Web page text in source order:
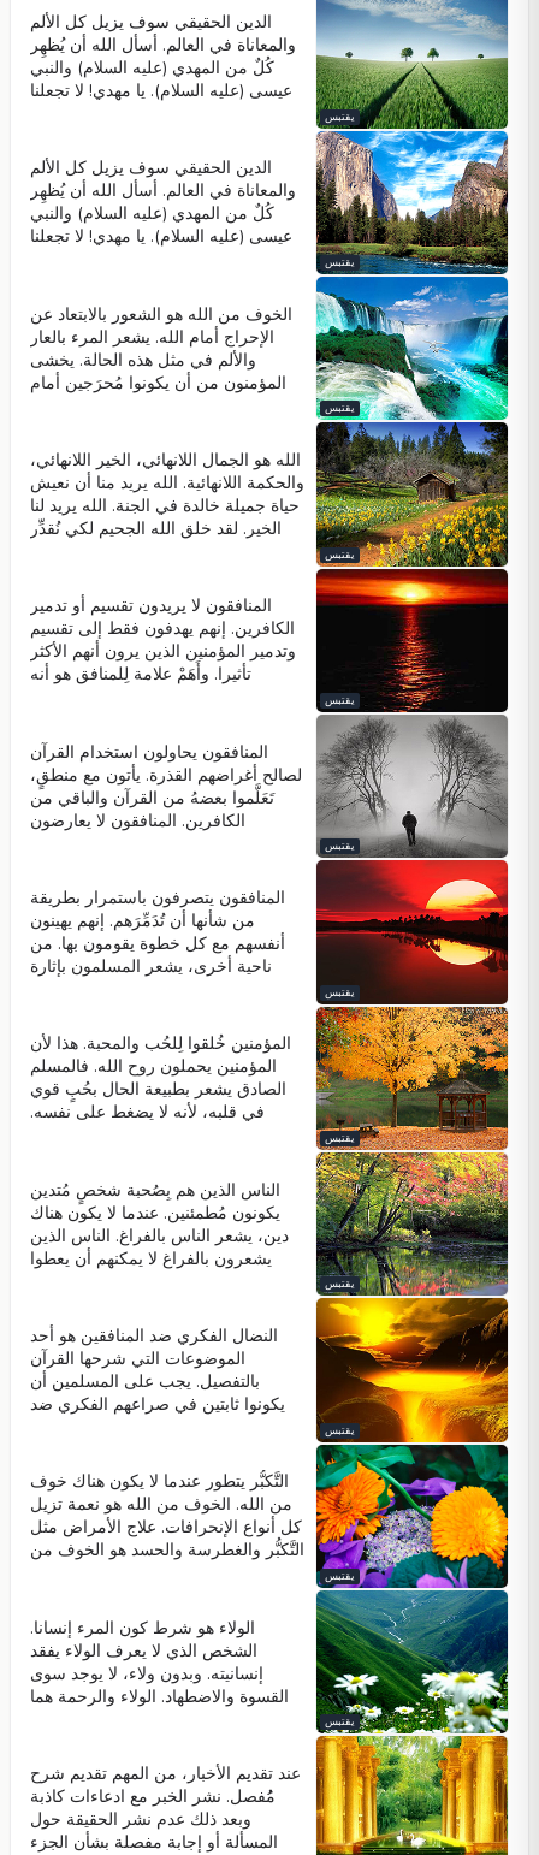
لأنهم يعرفون أن الله العليم هو الذي
يخلق القَدَر. مثل هؤلاء الناس يعرفون
جيدا أن الإسلام سيكون منتصرا.
يقتبس
الدين الحقيقي سوف يزيل كل الألم
والمعاناة في العالم. أسأل الله أن يُظهِر
كُلٌ من المهدي (عليه السلام) والنبي
عيسى (عليه السلام). يا مهدي! لا تجعلنا
يقتبس
الدين الحقيقي سوف يزيل كل الألم
والمعاناة في العالم. أسأل الله أن يُظهِر
كُلٌ من المهدي (عليه السلام) والنبي
عيسى (عليه السلام). يا مهدي! لا تجعلنا
يقتبس
الخوف من الله هو الشعور بالابتعاد عن
الإحراج أمام الله. يشعر المرء بالعار
والألم في مثل هذه الحالة. يخشى
المؤمنون من أن يكونوا مُحرَجين أمام
يقتبس
الله هو الجمال اللانهائي، الخير اللانهائي،
والحكمة اللانهائية. الله يريد منا أن نعيش
حياة جميلة خالدة في الجنة. الله يريد لنا
الخير. لقد خلق الله الجحيم لكي نُقدِّر
يقتبس
المنافقون لا يريدون تقسيم أو تدمير
الكافرين. إنهم يهدفون فقط إلى تقسيم
وتدمير المؤمنين الذين يرون أنهم الأكثر
تأثيرا. وأَهَمْ علامة لِلمنافق هو أنه
يقتبس
المنافقون يحاولون استخدام القرآن
لصالح أغراضهم القذرة. يأتون مع منطقٍ،
تَعَلَّموا بعضهُ من القرآن والباقي من
الكافرين. المنافقون لا يعارضون
منذ زمن نبينا (صلى الله عليه وسلم)،
كان المنافقون ضد حركة المهدي؛ ولهذا
السبب استشهدوا أهل البيت. المنافقون
لا يريدون أن يكون للمسلمين زعيماً
روحانياً.
يقتبس
المنافقون يتصرفون باستمرار بطريقة
من شأنها أن تُدَمِّرَهم. إنهم يهينون
أنفسهم مع كل خطوة يقومون بها. من
ناحية أخرى، يشعر المسلمون بإثارة
الله في القرآن بشأن المنافقين. وهذا
يزيد من إخلاص المسلمين لبعضهم
البعض، ويجلب الكثير من الجهود. تمر
حياة المنافقين بخسارة مُستمرة ونضال
متواصل مع تَدَفُّق مُتتالي للمشاكل. وبما
فيها. إنهم يواصلون الهجوم في تَعَثُّرٍ
أحمق مثل هجمات خنزير مُفاجِئ.
النضال الفكري للمسلمين ضد المنافقين
هو مثل النضال ضد خنزير مُفاجِئ.
يقتبس
المؤمنين خُلقوا لِلحُب والمحبة. هذا لأن
المؤمنين يحملون روح الله. فالمسلم
الصادق يشعر بطبيعة الحال بحُبٍ قوي
في قلبه، لأنه لا يضغط على نفسه.
يقتبس
الناس الذين هم بِصُحبة شخصٍ مُتدين
يكونون مُطمئنين. عندما لا يكون هناك
دين، يشعر الناس بالفراغ. الناس الذين
يشعرون بالفراغ لا يمكنهم أن يعطوا
ومُخلصين ومُحبين وحَيويين.
يقتبس
النضال الفكري ضد المنافقين هو أحد
الموضوعات التي شرحها القرآن
بالتفصيل. يجب على المسلمين أن
يكونوا ثابتين في صراعهم الفكري ضد
يقتبس
التَّكبُّر يتطور عندما لا يكون هناك خوف
من الله. الخوف من الله هو نعمة تزيل
كل أنواع الإنحرافات. علاج الأمراض مثل
التَّكبُّر والغطرسة والحسد هو الخوف من
الله.
يقتبس
الولاء هو شرط كون المرء إنسانا.
الشخص الذي لا يعرف الولاء يفقد
إنسانيته. وبدون ولاء، لا يوجد سوى
القسوة والاضطهاد. الولاء والرحمة هما
سيموت ويفقد كل معنى إنسانيته.
عند تقديم الأخبار، من المهم تقديم شرح
مُُفصل. نشر الخبر مع ادعاءات كاذبة
وبعد ذلك عدم نشر الحقيقة حول
المسألة أو إجابة مفصلة بشأن الجزء